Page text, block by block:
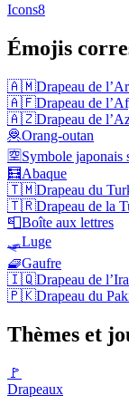
Icons8
Émojis
🇦🇲Drapeau de
🇦🇫Drapeau de
🇦🇿Drapeau de
🦧Orang-outan
🈳Symbole japonais
🧮Abaque
🇹🇲Drapeau du
🇹🇷Drapeau de la
📮Boîte aux lettres
🛷Luge
🧇Gaufre
🇮🇶Drapeau de
🇵🇰Drapeau du
Thèmes et
🚩
Drapeaux